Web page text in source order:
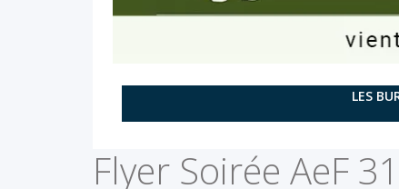
LES
Flyer Soirée AeF